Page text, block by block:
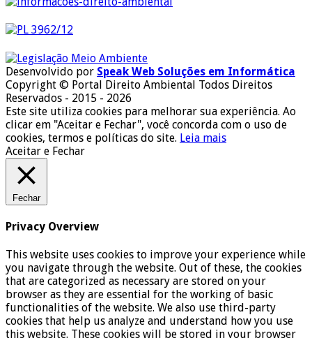
Desenvolvido por Speak Web Soluções em Informática
Copyright © Portal Direito Ambiental Todos Direitos
Reservados - 2015 - 2026
Este site utiliza cookies para melhorar sua experiência. Ao
clicar em "Aceitar e Fechar", você concorda com o uso de
cookies, termos e políticas do site. Leia mais
Aceitar e Fechar
Fechar
Privacy Overview
This website uses cookies to improve your experience while
you navigate through the website. Out of these, the cookies
that are categorized as necessary are stored on your
browser as they are essential for the working of basic
functionalities of the website. We also use third-party
cookies that help us analyze and understand how you use
this website. These cookies will be stored in your browser